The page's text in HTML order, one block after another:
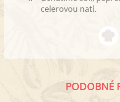
celerovou natí.
PODOBNÉ